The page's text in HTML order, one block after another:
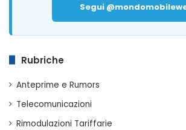
Segui
Rubriche
Anteprime e Rumors
Telecomunicazioni
Rimodulazioni Tariffarie